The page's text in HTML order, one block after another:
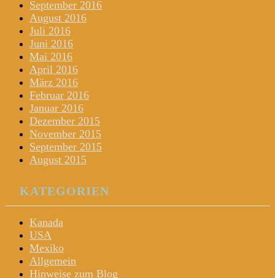
September 2016
August 2016
Juli 2016
Juni 2016
Mai 2016
April 2016
März 2016
Februar 2016
Januar 2016
Dezember 2015
November 2015
September 2015
August 2015
KATEGORIEN
Kanada
USA
Mexiko
Allgemein
Hinweise zum Blog